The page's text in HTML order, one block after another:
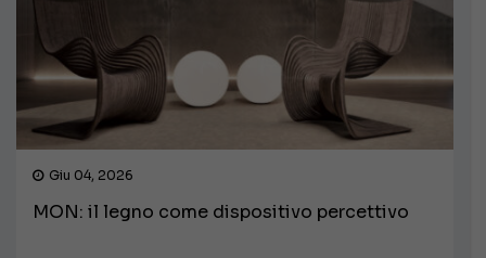
Giu 04, 2026
MON: il legno come dispositivo percettivo